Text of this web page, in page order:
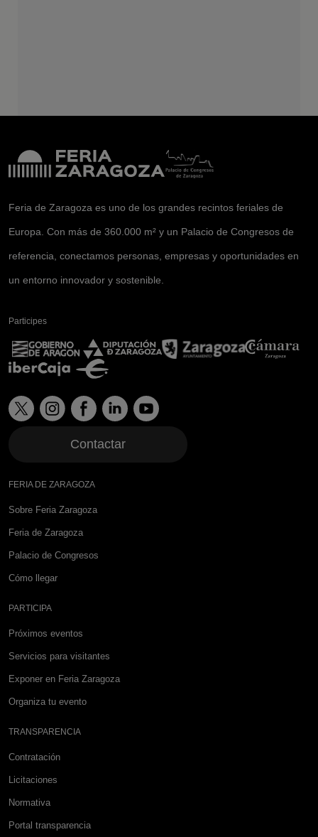
Feria de Zaragoza es uno de los grandes recintos feriales de
Europa. Con más de 360.000 m² y un Palacio de Congresos de
referencia, conectamos personas, empresas y oportunidades en
un entorno innovador y sostenible.
Participes
Contactar
FERIA DE ZARAGOZA
Sobre Feria Zaragoza
Feria de Zaragoza
Palacio de Congresos
Cómo llegar
PARTICIPA
Próximos eventos
Servicios para visitantes
Exponer en Feria Zaragoza
Organiza tu evento
TRANSPARENCIA
Contratación
Licitaciones
Normativa
Portal transparencia